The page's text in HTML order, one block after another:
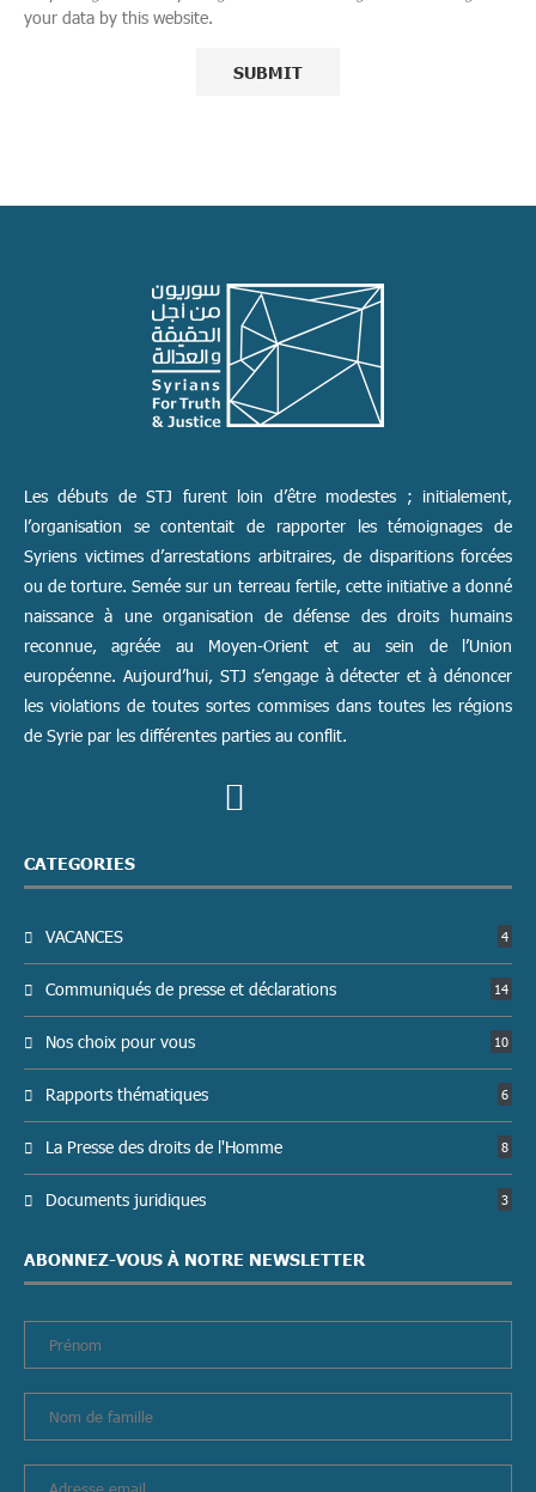
your data by this website.
Les débuts de STJ furent loin d’être modestes ; initialement,
l’organisation se contentait de rapporter les témoignages de
Syriens victimes d’arrestations arbitraires, de disparitions forcées
ou de torture. Semée sur un terreau fertile, cette initiative a donné
naissance à une organisation de défense des droits humains
reconnue, agréée au Moyen-Orient et au sein de l’Union
européenne. Aujourd’hui, STJ s’engage à détecter et à dénoncer
les violations de toutes sortes commises dans toutes les régions
de Syrie par les différentes parties au conflit.
CATEGORIES
VACANCES 4
Communiqués de presse et déclarations 14
Nos choix pour vous 10
Rapports thématiques 6
La Presse des droits de l'Homme 8
Documents juridiques 3
ABONNEZ-VOUS À NOTRE NEWSLETTER